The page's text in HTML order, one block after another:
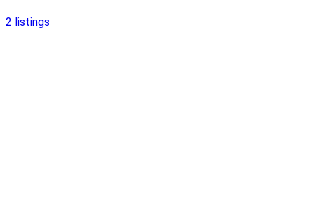
2 listings